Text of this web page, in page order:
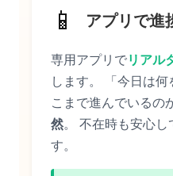
📱 アプリで進
専用アプリでリアル
します。 「今日は
こまで進んでいるの
然。 不在時も安心し
す。